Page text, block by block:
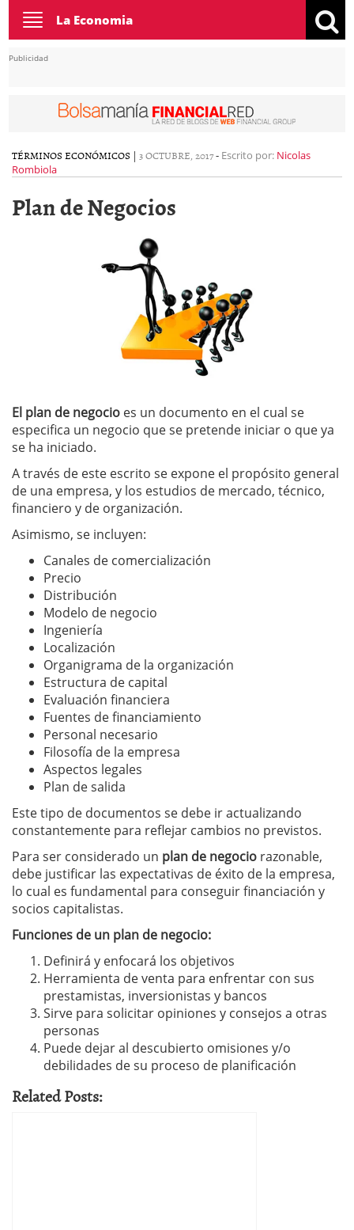
Toggle
navigation
La Economia
Publicidad
TÉRMINOS ECONÓMICOS | 3 OCTUBRE, 2017- Escrito por: Nicolas
Rombiola
Plan de Negocios
El plan de negocio es un documento en el cual se
especifica un negocio que se pretende iniciar o que ya
se ha iniciado.
A través de este escrito se expone el propósito general
de una empresa, y los estudios de mercado, técnico,
financiero y de organización.
Asimismo, se incluyen:
Canales de comercialización
Precio
Distribución
Modelo de negocio
Ingeniería
Localización
Organigrama de la organización
Estructura de capital
Evaluación financiera
Fuentes de financiamiento
Personal necesario
Filosofía de la empresa
Aspectos legales
Plan de salida
Este tipo de documentos se debe ir actualizando
constantemente para reflejar cambios no previstos.
Para ser considerado un plan de negocio razonable,
debe justificar las expectativas de éxito de la empresa,
lo cual es fundamental para conseguir financiación y
socios capitalistas.
Funciones de un plan de negocio:
Definirá y enfocará los objetivos
Herramienta de venta para enfrentar con sus
prestamistas, inversionistas y bancos
Sirve para solicitar opiniones y consejos a otras
personas
Puede dejar al descubierto omisiones y/o
debilidades de su proceso de planificación
Related Posts: